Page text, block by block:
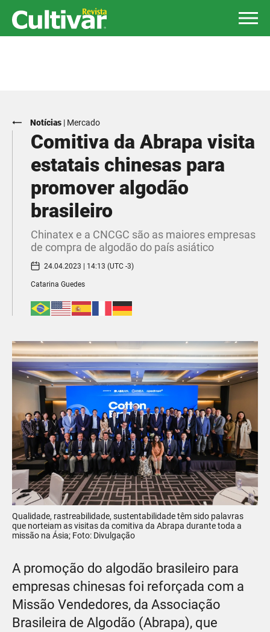
Notícias | Mercado
Comitiva da Abrapa visita
estatais chinesas para
promover algodão
brasileiro
Chinatex e a CNCGC são as maiores empresas
de compra de algodão do país asiático
24.04.2023 | 14:13 (UTC -3)
Catarina Guedes
Qualidade, rastreabilidade, sustentabilidade têm sido palavras
que norteiam as visitas da comitiva da Abrapa durante toda a
missão na Ásia; Foto: Divulgação
A promoção do algodão brasileiro para
empresas chinesas foi reforçada com a
Missão Vendedores, da Associação
Brasileira de Algodão (Abrapa), que